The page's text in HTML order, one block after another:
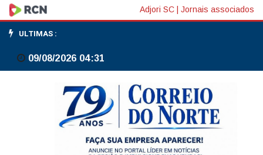
Brasil
no
Mundo
discute
impacto
Adjori SC Jornais associados
ULTIMAS :
09/08/2026 04:31